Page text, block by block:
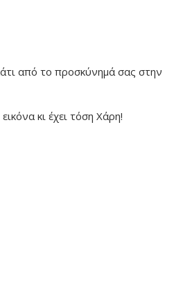
από το προσκύνημά σας στην
κι έχει τόση Χάρη!